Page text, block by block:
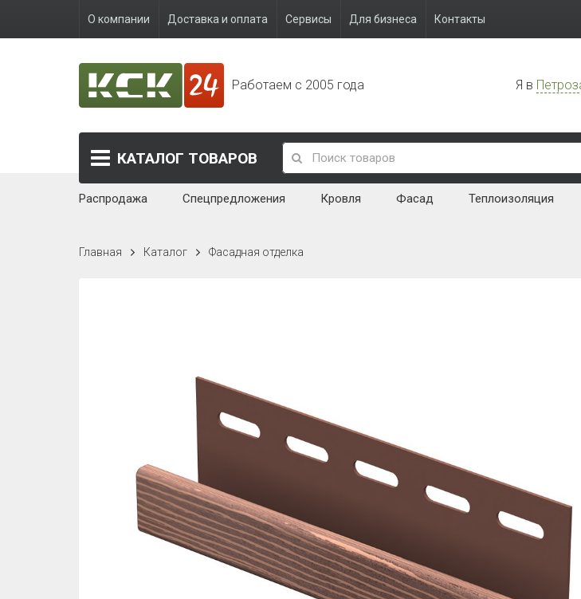
О компании Доставка и оплата Сервисы Для бизнеса Контакты
Работаем с 2005 года Я в
КАТАЛОГ ТОВАРОВ
Распродажа Спецпредложения Кровля Фасад Теплоизоляция
Главная Каталог Фасадная отделка